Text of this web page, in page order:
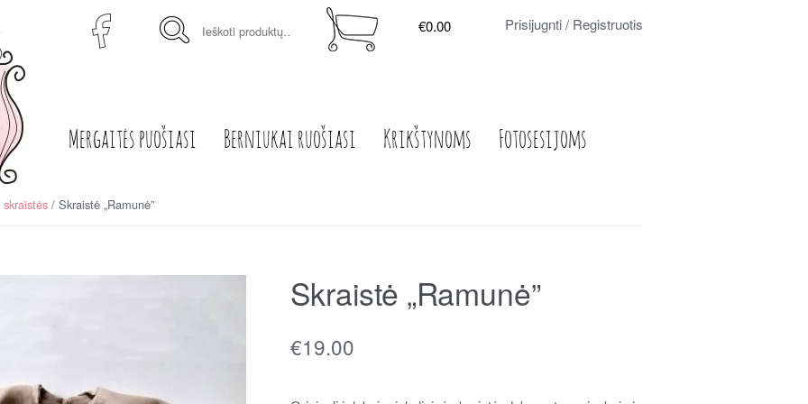
Prisijugnti / Registruotis
€0.00
Mergaitės puošiasi Berniukai ruošiasi Krikštynoms Fotosesijoms
/ Skraistė „Ramunė”
Skraistė „Ramunė”
€19.00